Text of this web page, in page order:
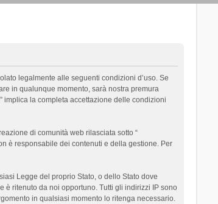
legalmente alle seguenti condizioni d’uso. Se
in qualunque momento, sarà nostra premura
implica la completa accettazione delle condizioni
di comunità web rilasciata sotto “
è responsabile dei contenuti e della gestione. Per
Legge del proprio Stato, o dello Stato dove
è ritenuto da noi opportuno. Tutti gli indirizzi IP sono
in qualsiasi momento lo ritenga necessario.